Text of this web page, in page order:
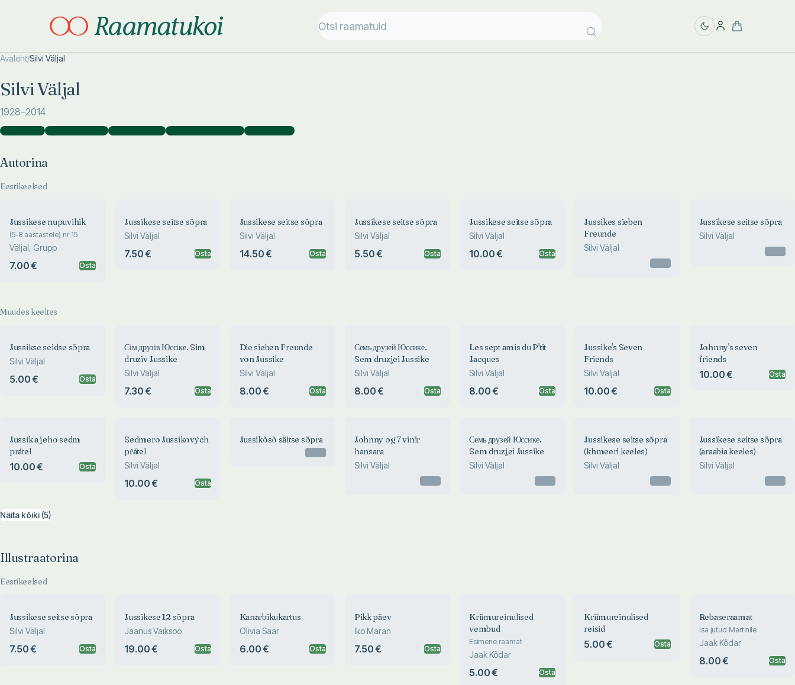
Avaleht/Silvi Väljal
Silvi Väljal
1928–2014
Autorina )Illustraatorina )Kujundajana )Kaanekujundajana )Koostajana )
Autorina
Eestikeelsed
Jussikese nupuvihik
(5-8 aastastele) nr 15
Väljal, Grupp
7.00 € Osta
Jussikese seitse sõpra
Silvi Väljal
7.50 € Osta
Jussikese seitse sõpra
Silvi Väljal
14.50 € Osta
Jussikese seitse sõpra
Silvi Väljal
5.50 € Osta
Jussikese seitse sõpra
Silvi Väljal
10.00 € Osta
Jussikes sieben
Freunde
Silvi Väljal
Jussikese seitse sõpra
Silvi Väljal
Muudes keeltes
Jussikse seidse sõpra
Silvi Väljal
5.00 € Osta
Сім друзів Юссіке. Sim
druziv Jussike
Silvi Väljal
7.30 € Osta
Die sieben Freunde
von Jussike
Silvi Väljal
8.00 € Osta
Семь друзей Юссике.
Sem druzjei Jussike
Silvi Väljal
8.00 € Osta
Les sept amis du P'tit
Jacques
Silvi Väljal
8.00 € Osta
Jussike's Seven
Friends
Silvi Väljal
10.00 € Osta
Johnny's seven
friends
10.00 € Osta
Jussík a jeho sedm
prátel
10.00 € Osta
Sedmero Jussikových
přátel
Silvi Väljal
10.00 € Osta
Jussikõsõ säitse sõpra
Johnny og 7 vinir
hansara
Silvi Väljal
Семь друзей Юссике.
Sem druzjei Jussike
Silvi Väljal
Jussikese seitse sõpra
(khmeeri keeles)
Silvi Väljal
Jussikese seitse sõpra
(araabia keeles)
Silvi Väljal
Näita kõiki (5)
Illustraatorina
Eestikeelsed
Jussikese seitse sõpra
Silvi Väljal
7.50 € Osta
Jussikese 12 sõpra
Jaanus Vaiksoo
19.00 € Osta
Kanarbikukartus
Olivia Saar
6.00 € Osta
Pikk päev
Iko Maran
7.50 € Osta
Kriimureinulised
vembud
Esimene raamat
Jaak Kõdar
5.00 € Osta
Kriimureinulised
reisid
5.00 € Osta
Rebaseraamat
Isa jutud Martinile
Jaak Kõdar
8.00 € Osta